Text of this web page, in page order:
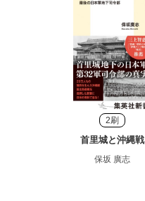
2刷
首里城と沖縄戦
保坂 廣志